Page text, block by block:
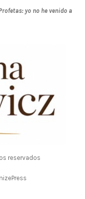
yo no he venido a
reservados